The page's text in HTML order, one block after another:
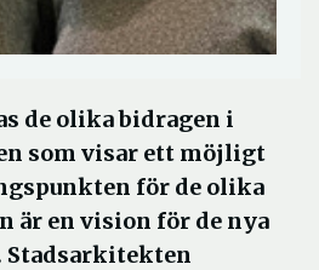
de olika bidragen i
som visar ett möjligt
för de olika
är en vision för de nya
Stadsarkitekten